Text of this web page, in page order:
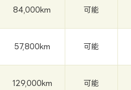
84,000km 可能
57,800km 可能
129,000km 可能